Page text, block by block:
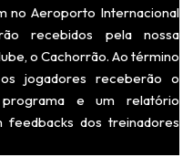
no Aeroporto Internacional
recebidos pela nossa
o Cachorrão. Ao término
jogadores receberão o
e um relatório
feedbacks dos treinadores